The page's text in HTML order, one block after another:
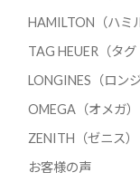
HAMILTON（ハミ
TAG HEUER（タグ
LONGINES（ロンジ
OMEGA（オメガ）
ZENITH（ゼニス）
お客様の声